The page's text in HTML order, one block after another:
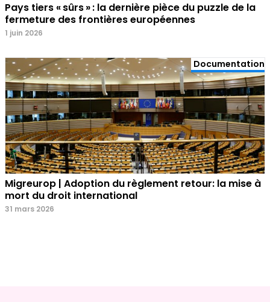
Pays tiers « sûrs » : la dernière pièce du puzzle de la
fermeture des frontières européennes
1 juin 2026
Documentation
Migreurop | Adoption du règlement retour: la mise à
mort du droit international
31 mars 2026